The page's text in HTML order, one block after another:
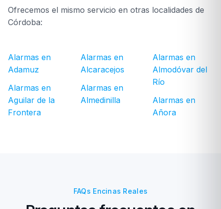
Ofrecemos el mismo servicio en otras localidades de
Córdoba:
Alarmas en
Adamuz
Alarmas en
Aguilar de la
Frontera
Alarmas en
Alcaracejos
Alarmas en
Almedinilla
Alarmas en
Almodóvar del
Río
Alarmas en
Añora
FAQs Encinas Reales